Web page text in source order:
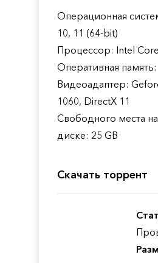
Операционная
10, 11 (64-bit)
Процессор: Intel
Оперативная память:
Видеоадаптер:
1060, DirectX 11
Свободного места
диске: 25 GB
Скачать торрент